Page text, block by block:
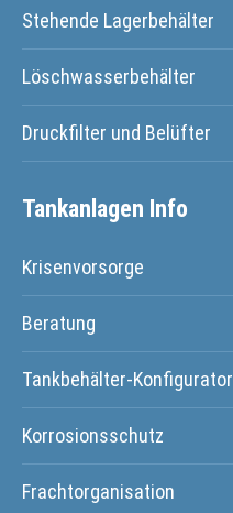
Stehende Lagerbehälter
Löschwasserbehälter
Druckfilter und Belüfter
Tankanlagen Info
Krisenvorsorge
Beratung
Tankbehälter-Konfigurator
Korrosionsschutz
Frachtorganisation